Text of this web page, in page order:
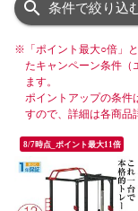
条件で絞り込
※ 「ポイント最大○倍」
たキャンペーン条件（
ます。
ポイントアップの条件
すので、詳細は各商品
8/7時点_ポイント最大11倍